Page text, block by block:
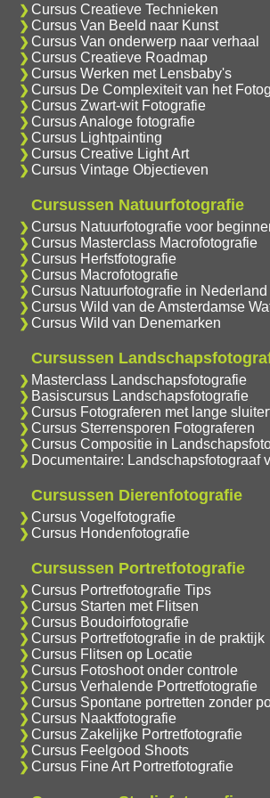
Cursus Creatieve Technieken
Cursus Van Beeld naar Kunst
Cursus Van onderwerp naar verhaal
Cursus Creatieve Roadmap
Cursus Werken met Lensbaby's
Cursus De Complexiteit van het
Cursus Zwart-wit Fotografie
Cursus Analoge fotografie
Cursus Lightpainting
Cursus Creative Light Art
Cursus Vintage Objectieven
Cursussen Natuurfotografie
Cursus Natuurfotografie voor
Cursus Masterclass Macrofotografie
Cursus Herfstfotografie
Cursus Macrofotografie
Cursus Natuurfotografie in Nederland
Cursus Wild van de Amsterdamse
Cursus Wild van Denemarken
Cursussen
Masterclass Landschapsfotografie
Basiscursus Landschapsfotografie
Cursus Fotograferen met lange
Cursus Sterrensporen Fotograferen
Cursus Compositie in
Documentaire: Landschapsfotograaf
Cursussen Dierenfotografie
Cursus Vogelfotografie
Cursus Hondenfotografie
Cursussen Portretfotografie
Cursus Portretfotografie Tips
Cursus Starten met Flitsen
Cursus Boudoirfotografie
Cursus Portretfotografie in de praktijk
Cursus Flitsen op Locatie
Cursus Fotoshoot onder controle
Cursus Verhalende Portretfotografie
Cursus Spontane portretten zonder
Cursus Naaktfotografie
Cursus Zakelijke Portretfotografie
Cursus Feelgood Shoots
Cursus Fine Art Portretfotografie